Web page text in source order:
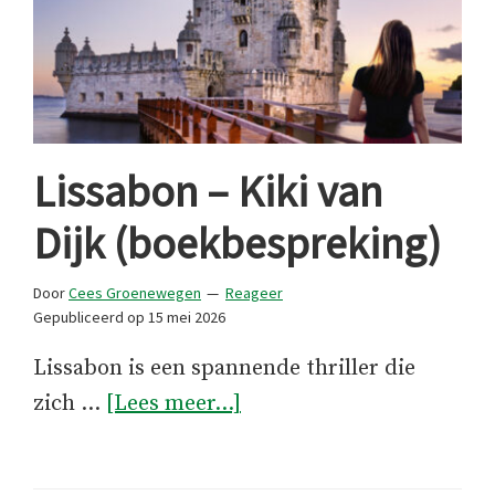
Lissabon – Kiki van
Dijk (boekbespreking)
DoorCees Groenewegen
Reageer
Gepubliceerd op 15 mei 2026
Lissabon is een spannende thriller die
zich … [Lees meer...]